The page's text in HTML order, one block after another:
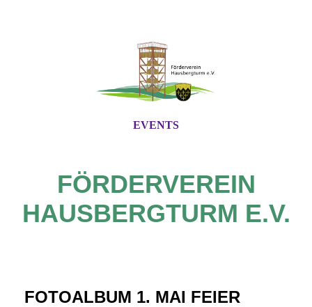
EVENTS
FÖRDERVEREIN
HAUSBERGTURM E.V.
FOTOALBUM 1. MAI FEIER